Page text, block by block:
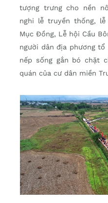
tượng trưng cho nền
nghi lễ truyền thống,
Mục Đồng, Lễ hội Cầu
người dân địa phương tổ
nếp sống gắn bó chặt
quán của cư dân miền